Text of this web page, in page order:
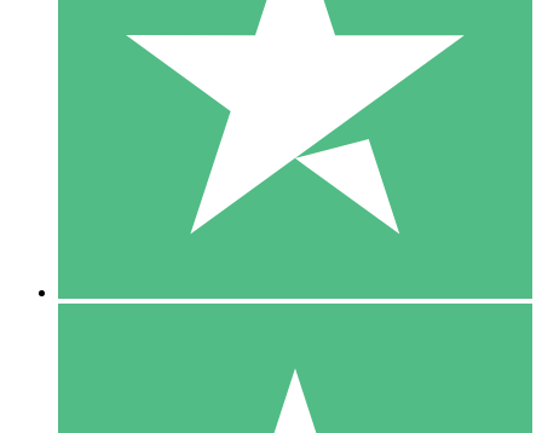
Paga según el uso con créditos de descarga. Sin compromiso
10 00
10 Descargas
20 00